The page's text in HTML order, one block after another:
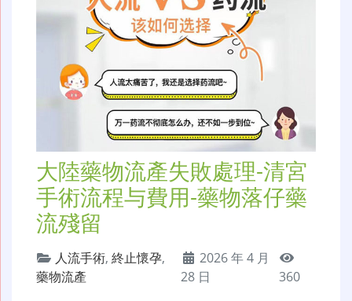
大陸藥物流產失敗處理-清宮
手術流程与費用-藥物落仔藥
流殘留
人流手術, 終止懷孕,
藥物流產
2026 年 4 月
28 日
360